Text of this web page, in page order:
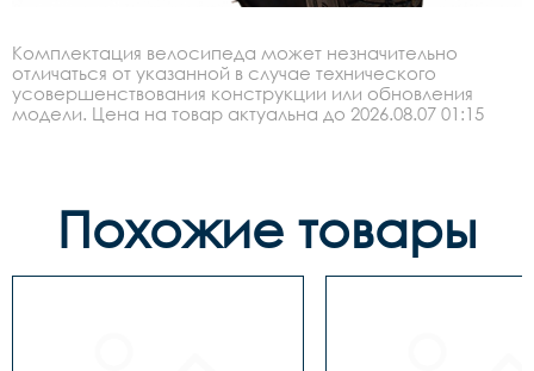
Комплектация велосипеда может незначительно
отличаться от указанной в случае технического
усовершенствования конструкции или обновления
модели. Цена на товар актуальна до 2026.08.07 01:15
Похожие товары